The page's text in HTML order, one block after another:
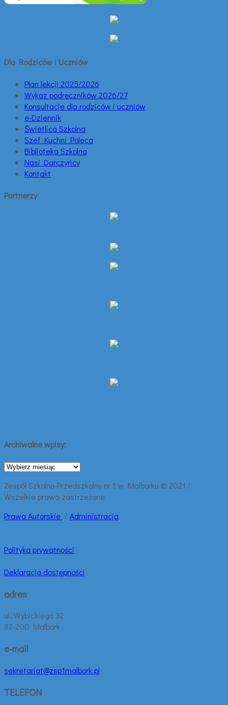
Dla Rodziców i Uczniów
Plan lekcji 2025/2026
Wykaz podręczników 2026/27
Konsultacje dla rodziców i uczniów
e-Dziennik
Świetlica Szkolna
Szef Kuchni Poleca
Biblioteka Szkolna
Nasi Darczyńcy
Kontakt
Partnerzy
Archiwalne wpisy:
Archiwalne
Zespół Szkolno-Przedszkolny nr 1 w Malborku © 2021 /
Wszelkie prawa zastrzeżone
Prawa Autorskie /Administracja
Polityka prywatności
Deklaracja dostępności
adres
ul. Wybickiego 32
82-200 Malbork
e-mail
sekretariat@zsp1malbork.pl
TELEFON